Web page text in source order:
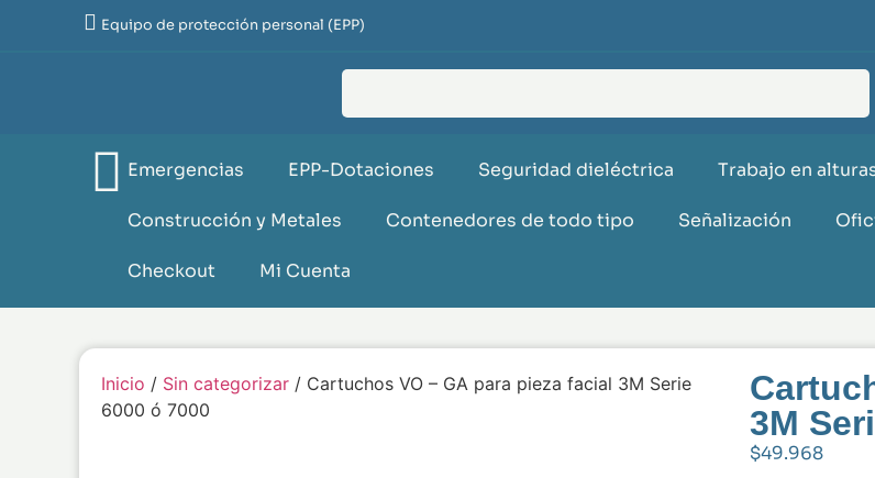
Equipo de protección personal (EPP)
Emergencias EPP-Dotaciones Seguridad dieléctrica Trabajo en
Construcción y Metales Contenedores de todo tipo Señalización
Checkout Mi Cuenta
Inicio / Sin categorizar / Cartuchos VO – GA para pieza facial 3M Serie
6000 ó 7000
3M
$49.968